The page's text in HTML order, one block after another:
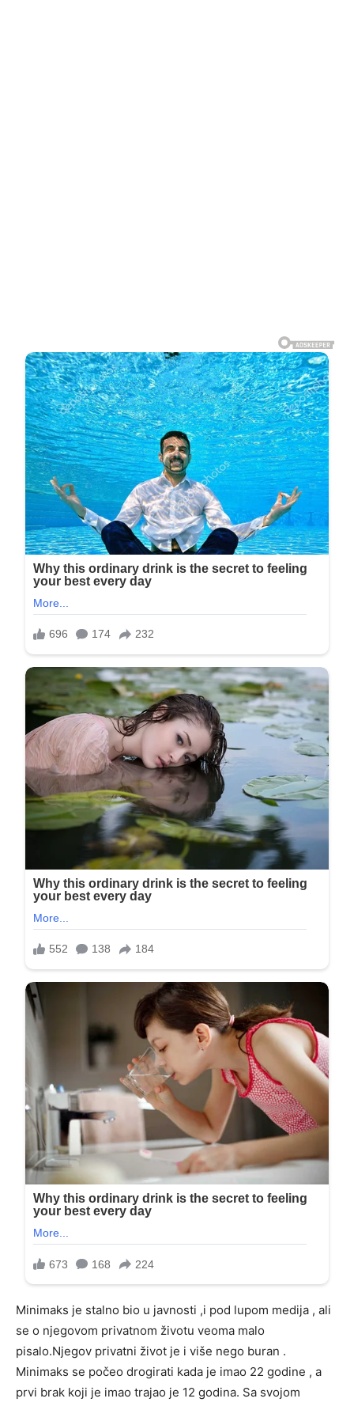
Minimaks je stalno bio u javnosti ,i pod lupom medija , ali
se o njegovom privatnom životu veoma malo
pisalo.Njegov privatni život je i više nego buran .
Minimaks se počeo drogirati kada je imao 22 godine , a
prvi brak koji je imao trajao je 12 godina. Sa svojom